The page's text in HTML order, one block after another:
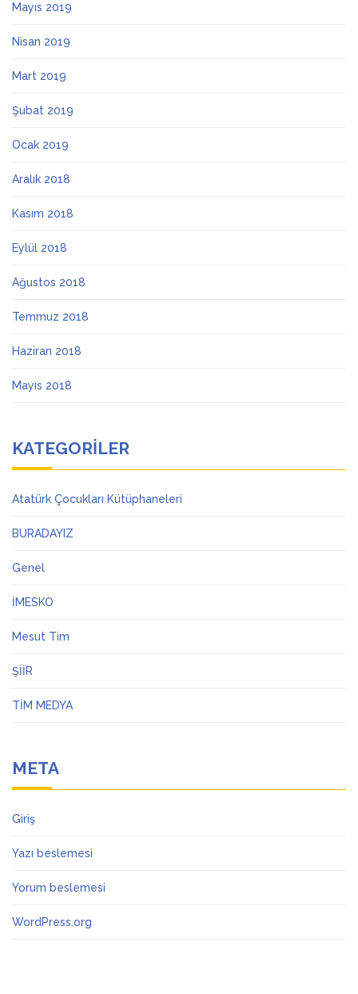
Mayıs 2019
Nisan 2019
Mart 2019
Şubat 2019
Ocak 2019
Aralık 2018
Kasım 2018
Eylül 2018
Ağustos 2018
Temmuz 2018
Haziran 2018
Mayıs 2018
KATEGORILER
Atatürk Çocukları Kütüphaneleri
BURADAYIZ
Genel
İMESKO
Mesut Tim
ŞİİR
TİM MEDYA
META
Giriş
Yazı beslemesi
Yorum beslemesi
WordPress.org